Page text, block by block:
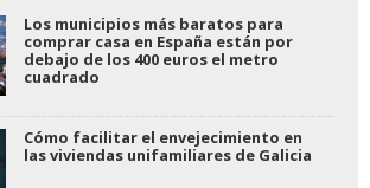
Los municipios más baratos para
comprar casa en España están por
debajo de los 400 euros el metro
cuadrado
Cómo facilitar el envejecimiento en
las viviendas unifamiliares de Galicia